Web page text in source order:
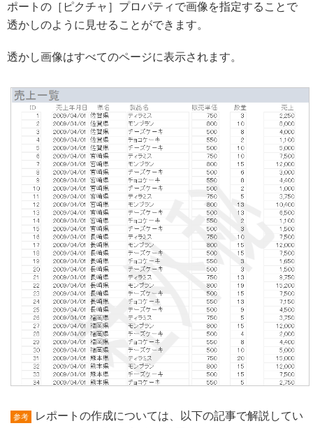
ポートの［ピクチャ］プロパティで画像を指定することで
透かしのように見せることができます。
透かし画像はすべてのページに表示されます。
参考
レポートの作成については、以下の記事で解説してい